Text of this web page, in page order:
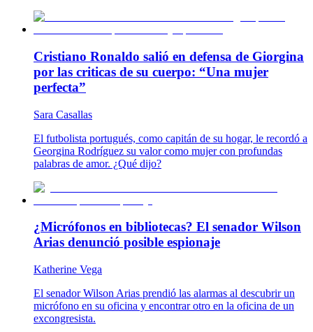
Cristiano Ronaldo salió en defensa de Giorgina
por las criticas de su cuerpo: “Una mujer
perfecta”
Sara Casallas
El futbolista portugués, como capitán de su hogar, le recordó a
Georgina Rodríguez su valor como mujer con profundas
palabras de amor. ¿Qué dijo?
¿Micrófonos en bibliotecas? El senador Wilson
Arias denunció posible espionaje
Katherine Vega
El senador Wilson Arias prendió las alarmas al descubrir un
micrófono en su oficina y encontrar otro en la oficina de un
excongresista.